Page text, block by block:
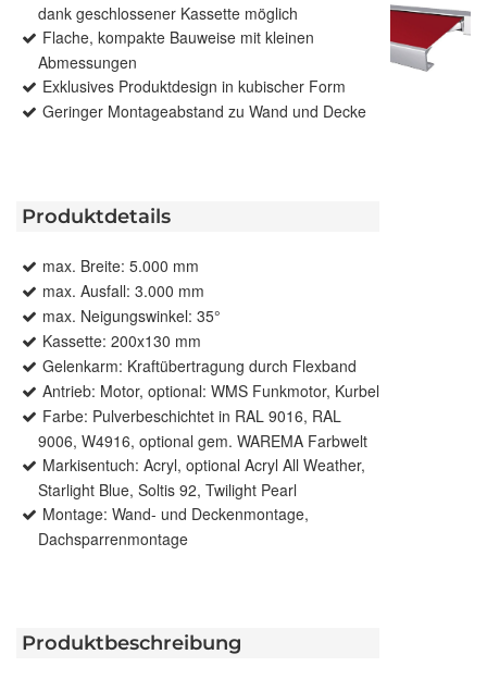
dank geschlossener Kassette möglich
Flache, kompakte Bauweise mit kleinen
Abmessungen
Exklusives Produktdesign in kubischer Form
Geringer Montageabstand zu Wand und Decke
Produktdetails
max. Breite: 5.000 mm
max. Ausfall: 3.000 mm
max. Neigungswinkel: 35°
Kassette: 200x130 mm
Gelenkarm: Kraftübertragung durch Flexband
Antrieb: Motor, optional: WMS Funkmotor, Kurbel
Farbe: Pulverbeschichtet in RAL 9016, RAL
9006, W4916, optional gem. WAREMA Farbwelt
Markisentuch: Acryl, optional Acryl All Weather,
Starlight Blue, Soltis 92, Twilight Pearl
Montage: Wand- und Deckenmontage,
Dachsparrenmontage
Produktbeschreibung